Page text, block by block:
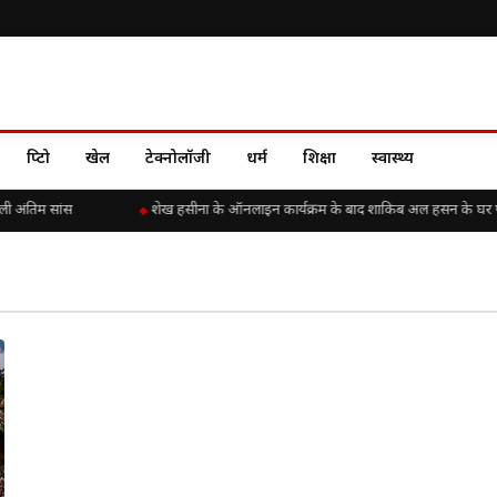
क्रिप्टो खेल टेक्नोलॉजी धर्म शिक्षा स्वास्थ्य
अंतिम सांस शेख हसीना के ऑनलाइन कार्यक्रम के बाद शाकिब अल हसन के घर पर